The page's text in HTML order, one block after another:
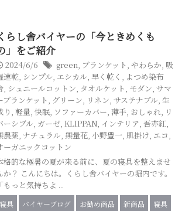
らし舎バイヤーの「今ときめくも
」をご紹介
2024/6/6 green, ブランケット, やわらか, 吸
速乾, シンプル, エシカル, 早く乾く , よつめ染布
, シュニールコットン, タオルケット, モダン, サマ
ブランケット, グリーン, リネン, サステナブル, 生
り , 軽量, 快眠, ソファーカバー, 薄手, おしゃれ, リ
ーシブル, ガーゼ, KLIPPAN, インテリア, 吾亦紅,
農薬, ナチュラル, 無量花, 小野豊一, 肌掛け, エコ,
ーガニックコットン
格的な極暑の夏が来る前に、夏の寝具を整えませ
か？ こんにちは。くらし舎バイヤーの堀内です。
「もっと気持ちよ ...
寝具 バイヤーブログ お勧め商品 新商品
寝具